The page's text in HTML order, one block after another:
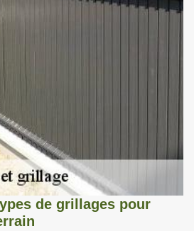
de grillages pour